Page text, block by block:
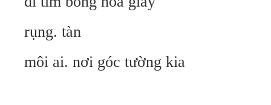
rụng. tàn
môi ai. nơi góc tường kia